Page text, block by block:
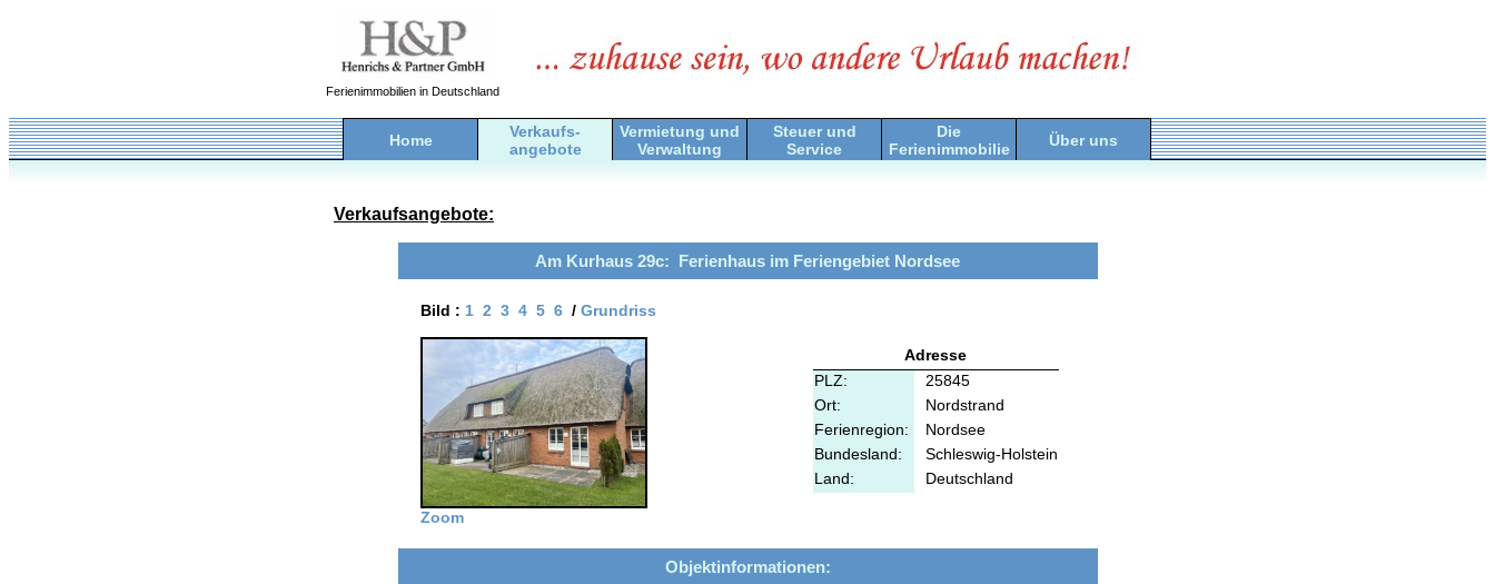
Ferienimmobilien in Deutschland
Home
Verkaufs-
angebote
Vermietung und
Verwaltung
Steuer und
Service
Die
Ferienimmobilie
Über uns
Verkaufsangebote:
Am Kurhaus 29c: Ferienhaus im Feriengebiet Nordsee
Bild : 1 2 3 4 5 6/ Grundriss
Zoom
Adresse
PLZ:
25845
Ort:
Nordstrand
Ferienregion:
Nordsee
Bundesland:
Schleswig-Holstein
Land:
Deutschland
Objektinformationen: